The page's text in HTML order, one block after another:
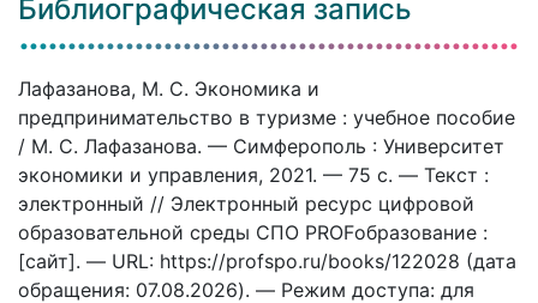
Библиографическая запись
Лафазанова, М. С. Экономика и
предпринимательство в туризме : учебное пособие
/ М. С. Лафазанова. — Симферополь : Университет
экономики и управления, 2021. — 75 c. — Текст :
электронный // Электронный ресурс цифровой
образовательной среды СПО PROFобразование :
[сайт]. — URL: https://profspo.ru/books/122028 (дата
обращения: 07.08.2026). — Режим доступа: для